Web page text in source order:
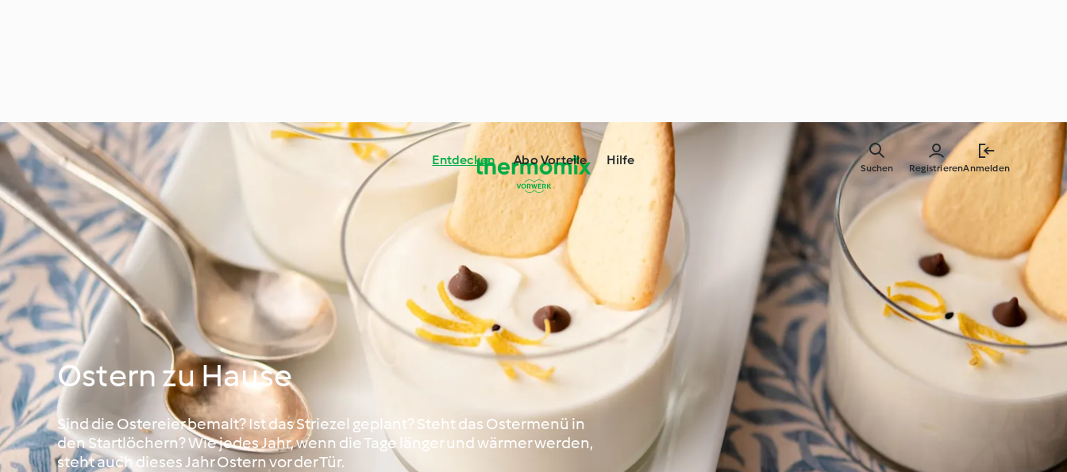
Entdecken Abo Vorteile Hilfe
RegistrierenAnmelden
Suchen
Ostern zu Hause
Sind die Ostereier bemalt? Ist das Striezel geplant? Steht das Ostermenü in
den Startlöchern? Wie jedes Jahr, wenn die Tage länger und wärmer werden,
steht auch dieses Jahr Ostern vor der Tür.